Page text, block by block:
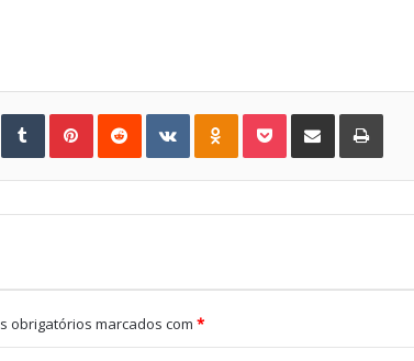
Tumblr Pinterest Reddit VKontakte Odnoklassniki Pocket Share via Email Print
obrigatórios marcados com *